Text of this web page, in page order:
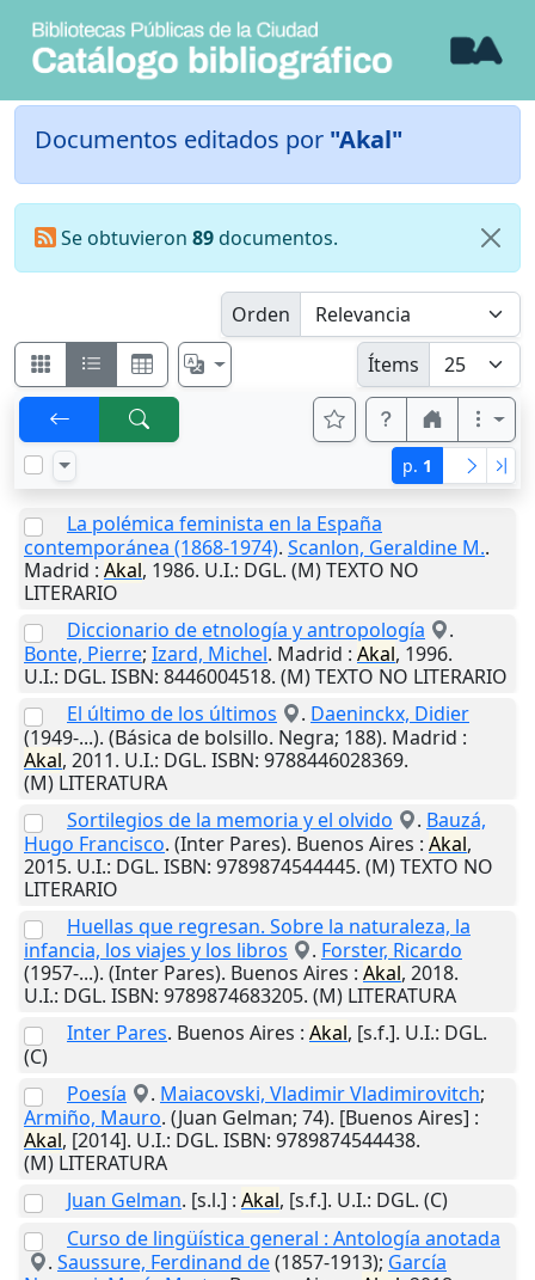
Documentos editados por "Akal"
Se obtuvieron 89documentos.
Orden
Ítems
p. 1
La polémica feminista en la España
contemporánea (1868-1974). Scanlon, Geraldine M..
Madrid : Akal, 1986. U.I.: DGL. (M) TEXTO NO
LITERARIO
Diccionario de etnología y antropología
.
Bonte, Pierre; Izard, Michel. Madrid : Akal, 1996.
U.I.: DGL. ISBN: 8446004518. (M) TEXTO NO LITERARIO
El último de los últimos
. Daeninckx, Didier
(1949-...). (Básica de bolsillo. Negra; 188). Madrid :
Akal, 2011. U.I.: DGL. ISBN: 9788446028369.
(M) LITERATURA
Sortilegios de la memoria y el olvido
. Bauzá,
Hugo Francisco. (Inter Pares). Buenos Aires : Akal,
2015. U.I.: DGL. ISBN: 9789874544445. (M) TEXTO NO
LITERARIO
Huellas que regresan. Sobre la naturaleza, la
infancia, los viajes y los libros
. Forster, Ricardo
(1957-...). (Inter Pares). Buenos Aires : Akal, 2018.
U.I.: DGL. ISBN: 9789874683205. (M) LITERATURA
Inter Pares. Buenos Aires : Akal, [s.f.]. U.I.: DGL.
(C)
Poesía
. Maiacovski, Vladimir Vladimirovitch;
Armiño, Mauro. (Juan Gelman; 74). [Buenos Aires] :
Akal, [2014]. U.I.: DGL. ISBN: 9789874544438.
(M) LITERATURA
Juan Gelman. [s.l.] : Akal, [s.f.]. U.I.: DGL. (C)
Curso de lingüística general : Antología anotada
. Saussure, Ferdinand de(1857-1913); García